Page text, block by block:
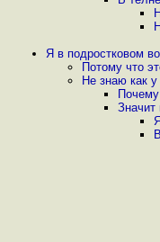
Я в подростковом
Потому что
Не знаю как
Значит